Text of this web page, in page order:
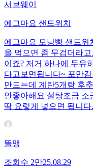
서브웨이
에그마요 샌드위치
에그마요 모닝빵 샌드위
을 먹으면 좀 무겁더라
이죠? 저거 하나에 두유
다고보면됩니다~ 포만
만드는데 계란5개랑 후
안좋아해요 설탕조금 소
딱 요렇게 넣으면 됩니다.
똘맹
조회수 2만25.08.29